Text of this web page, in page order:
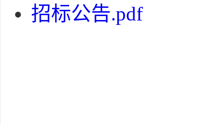
招标公告.pdf